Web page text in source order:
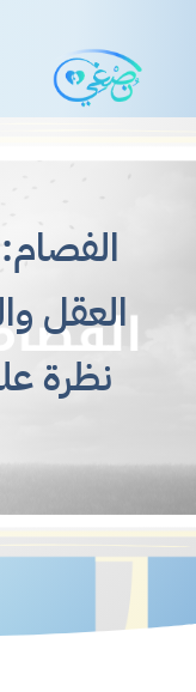
العقل
نظرة